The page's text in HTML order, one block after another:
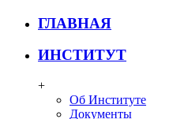
ГЛАВНАЯ
ИНСТИТУТ
+
Об Институте
Документы